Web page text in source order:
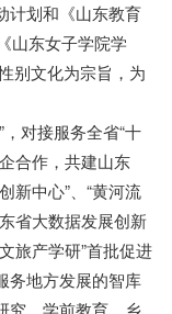
计划和《山东教育
山东女子学院学
别文化为宗旨，为
，对接服务全省“十
合作，共建山东
新中心”、“黄河流
省大数据发展创新
旅产学研”首批促进
务地方发展的智库